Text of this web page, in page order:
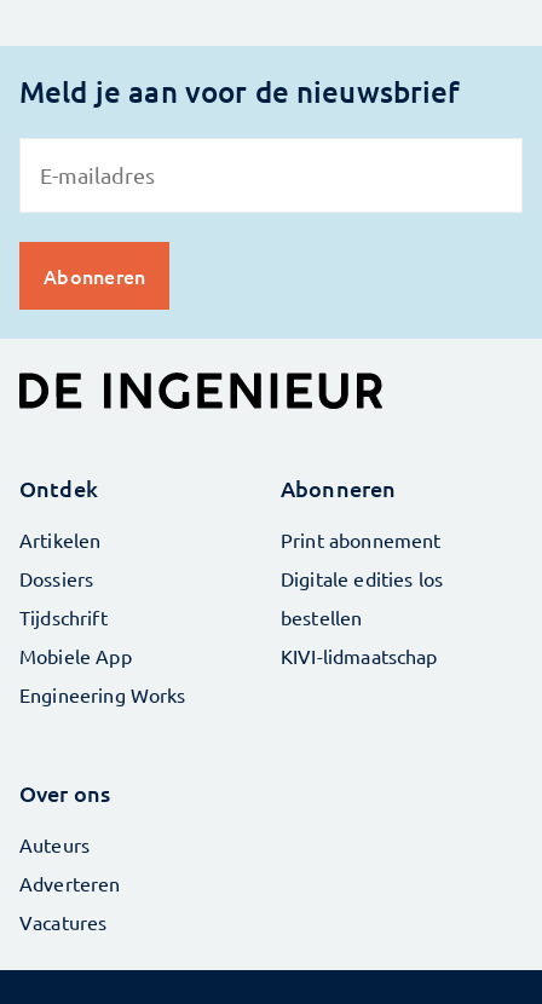
Meld je aan voor de nieuwsbrief
Ontdek
Artikelen
Dossiers
Tijdschrift
Mobiele App
Engineering Works
Abonneren
Print abonnement
Digitale edities los
bestellen
KIVI-lidmaatschap
Over ons
Auteurs
Adverteren
Vacatures